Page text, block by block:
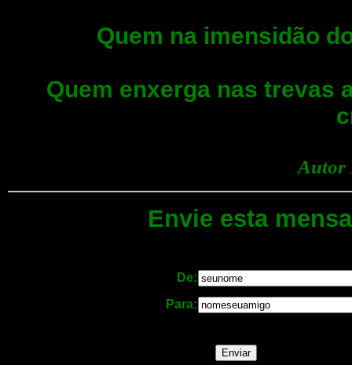
Quem na imensidão
Quem enxerga nas trevas
Autor
Envie esta
De:
Para: